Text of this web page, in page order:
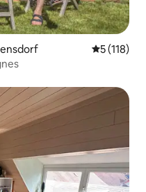
Évaluation
5 (118)
appréciés